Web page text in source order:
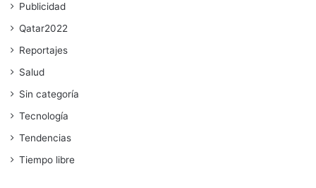
Publicidad
Qatar2022
Reportajes
Salud
Sin categoría
Tecnología
Tendencias
Tiempo libre